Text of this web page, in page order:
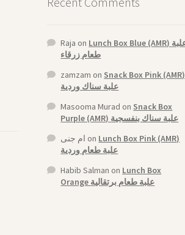
Raja on Lunch Box Blue (AMR) علبة
طعام زرقاء
zamzam on Snack Box Pink (AMR)
علبة سناك وردية
Masooma Murad on Snack Box
Purple (AMR) علبة سناك بنفسجية
ام جنى on Lunch Box Pink (AMR)
علبة طعام وردية
Habib Salman on Lunch Box
Orange علبة طعام برتقالية